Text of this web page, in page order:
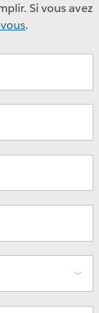
Si vous avez
.